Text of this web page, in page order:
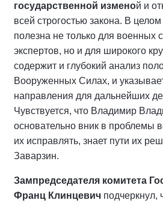
государственной изменой и
всей строгостью закона. В целом
полезна не только для военных
экспертов, но и для широкого
содержит и глубокий анализ
Вооруженных Силах, и
направления для дальнейших
Чувствуется, что Владимир
основательно вник в проблемы
их исправлять, знает пути их
Заварзин.
Зампредседателя комитета
Франц Клинцевич подчеркнул,